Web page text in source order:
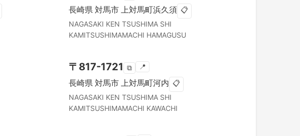
長崎県 対馬市 上対馬町浜久須 📋
NAGASAKI KEN TSUSHIMA SHI
KAMITSUSHIMAMACHI HAMAGUSU
〒 817-1721 ⧉ 📍
長崎県 対馬市 上対馬町河内 📋
NAGASAKI KEN TSUSHIMA SHI
KAMITSUSHIMAMACHI KAWACHI